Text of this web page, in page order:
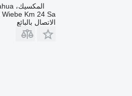
المكسيك، Chihuahua
Km 24 Sa
الاتصال بالبائع